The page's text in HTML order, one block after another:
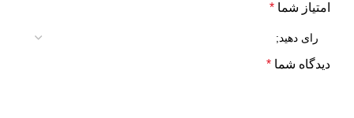
امتیاز شما *
دیدگاه شما *